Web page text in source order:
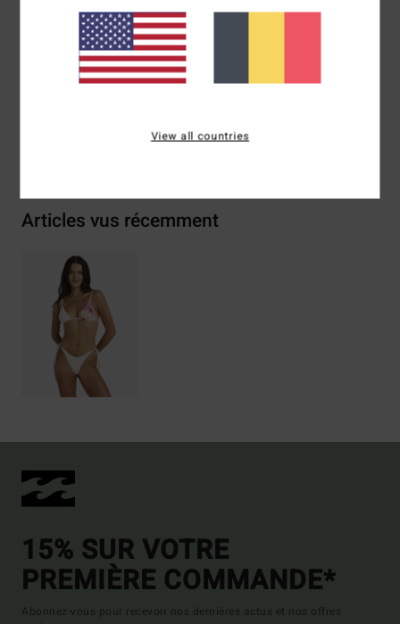
Logo brodé sur la couture latérale gauche
Composition[Matière principale] 78% Nylon recyclé
(Polyamide), 22% Élasthanne
Livraison & Retours
Articles vus récemment
15% SUR VOTRE
PREMIÈRE COMMANDE*
Abonnez-vous pour recevoir nos dernières actus et nos offres
View all countries